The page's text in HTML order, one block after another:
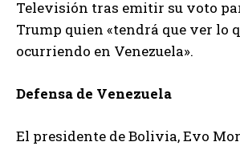
Televisión tras emitir su voto
Trump quien «tendrá que ver lo
ocurriendo en Venezuela».
Defensa de Venezuela
El presidente de Bolivia, Evo